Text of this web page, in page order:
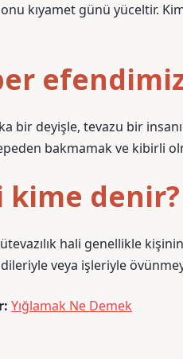
kıyamet günü yüceltir.
bir deyişle, tevazu bir
bakmamak ve kibirli
kime denir?
hali genellikle
veya işleriyle
Yığlamak Ne Demek